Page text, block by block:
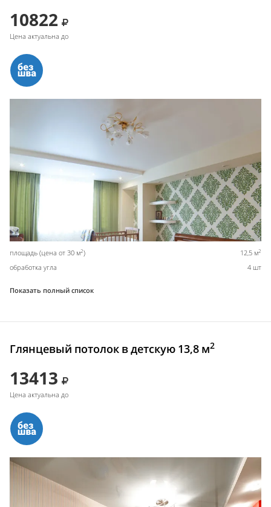
10822
Цена актуальна до
площадь (цена от 30 м2) 12,5 м2
обработка угла 4 шт
Показать полный список
Глянцевый потолок в детскую 13,8 м2
13413
Цена актуальна до